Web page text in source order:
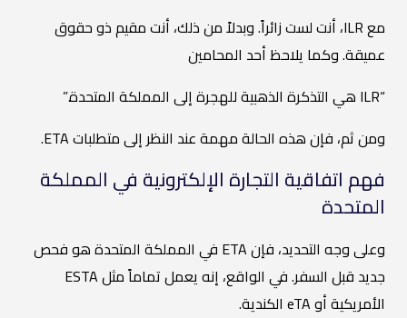
مع ILR، أنت لست زائراً. وبدلاً من ذلك، أنت مقيم ذو حقوق
عميقة. وكما يلاحظ أحد المحامين
“ILR هي التذكرة الذهبية للهجرة إلى المملكة المتحدة.”
ومن ثم، فإن هذه الحالة مهمة عند النظر إلى متطلبات ETA.
فهم اتفاقية التجارة الإلكترونية في المملكة
المتحدة
وعلى وجه التحديد، فإن ETA في المملكة المتحدة هو فحص
جديد قبل السفر. في الواقع، إنه يعمل تماماً مثل ESTA
الأمريكية أو eTA الكندية.